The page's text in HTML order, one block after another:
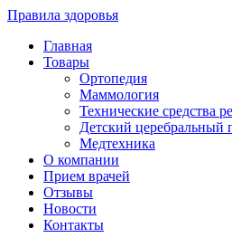
Правила здоровья
Главная
Товары
Ортопедия
Маммология
Технические средства
Детский церебральный
Медтехника
О компании
Прием врачей
Отзывы
Новости
Контакты